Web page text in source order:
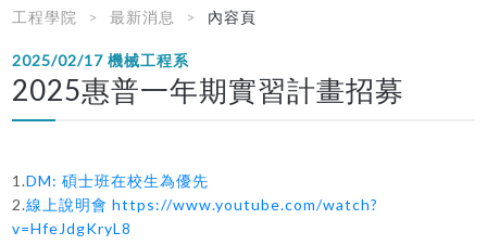
工程學院 最新消息 內容頁
2025/02/17機械工程系
2025惠普一年期實習計畫招募
1.DM: 碩士班在校生為優先
2.線上說明會 https://www.youtube.com/watch?
v=HfeJdgKryL8